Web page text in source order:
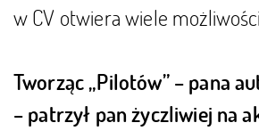
w CV otwiera wiele możliwości
Tworząc „Pilotów” – pana
– patrzył pan życzliwiej na